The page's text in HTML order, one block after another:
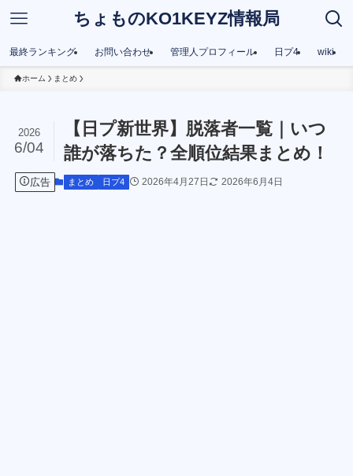
ちょものKO1KEYZ情報局
最終ランキング お問い合わせ 管理人プロフィール 日プ4 wiki
ホーム まとめ
【日プ新世界】脱落者一覧｜いつ
誰が落ちた？全順位結果まとめ！
2026
6/04
広告 まとめ 日プ4 2026年4月27日 2026年6月4日